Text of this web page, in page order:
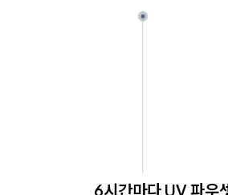
6시간마다 UV 파우